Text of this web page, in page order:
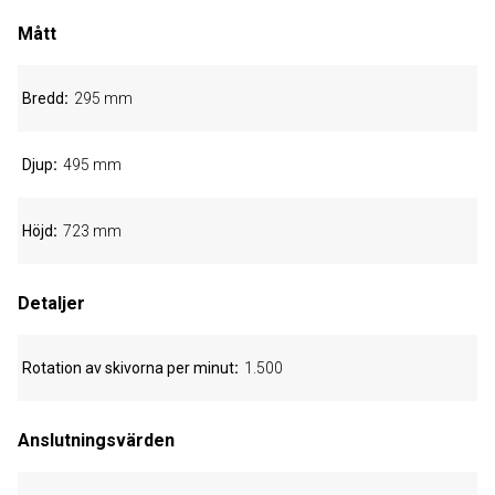
Mått
Bredd 295 mm
Djup 495 mm
Höjd 723 mm
Detaljer
Rotation av skivorna per minut 1.500
Anslutningsvärden